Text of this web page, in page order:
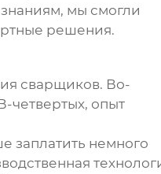
мы смогли
решения.
сварщиков. Во-
четвертых, опыт
заплатить немного